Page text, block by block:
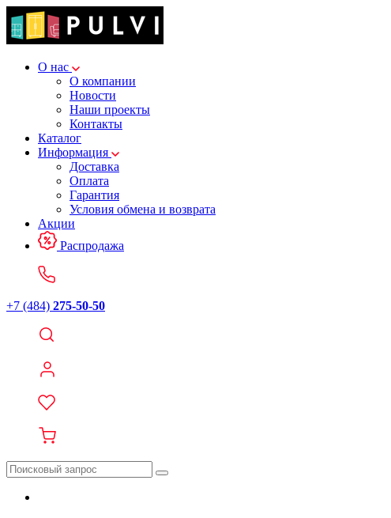
О нас
О компании
Новости
Наши проекты
Контакты
Каталог
Информация
Доставка
Оплата
Гарантия
Условия обмена и возврата
Акции
Распродажа
+7 (484) 275-50-50